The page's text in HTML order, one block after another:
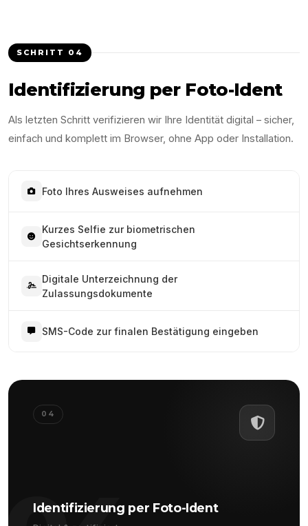
SCHRITT 04
Identifizierung per Foto-Ident
Als letzten Schritt verifizieren wir Ihre Identität digital – sicher,
einfach und komplett im Browser, ohne App oder Installation.
Foto Ihres Ausweises aufnehmen
Kurzes Selfie zur biometrischen
Gesichtserkennung
Digitale Unterzeichnung der
Zulassungsdokumente
SMS-Code zur finalen Bestätigung eingeben
04
Identifizierung per Foto-Ident